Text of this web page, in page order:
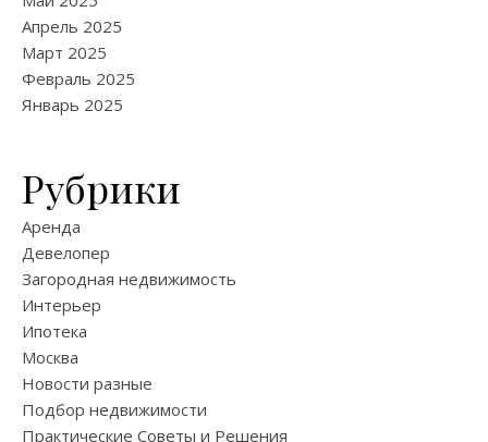
Апрель 2025
Март 2025
Февраль 2025
Январь 2025
Рубрики
Аренда
Девелопер
Загородная недвижимость
Интерьер
Ипотека
Москва
Новости разные
Подбор недвижимости
Практические Советы и Решения